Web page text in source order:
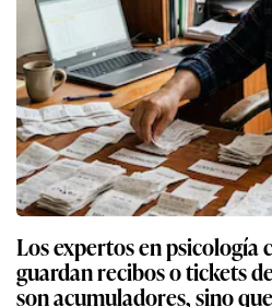
Los expertos en psicología
guardan recibos o tickets
son acumuladores, sino